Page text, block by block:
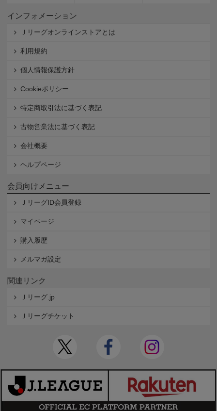
インフォメーション
Ｊリーグオンラインストアとは
利用規約
個人情報保護方針
Cookieポリシー
特定商取引法に基づく表記
古物営業法に基づく表記
会社概要
ヘルプページ
会員向けメニュー
ＪリーグID会員登録
マイページ
購入履歴
メルマガ設定
関連リンク
Ｊリーグ.jp
Ｊリーグチケット